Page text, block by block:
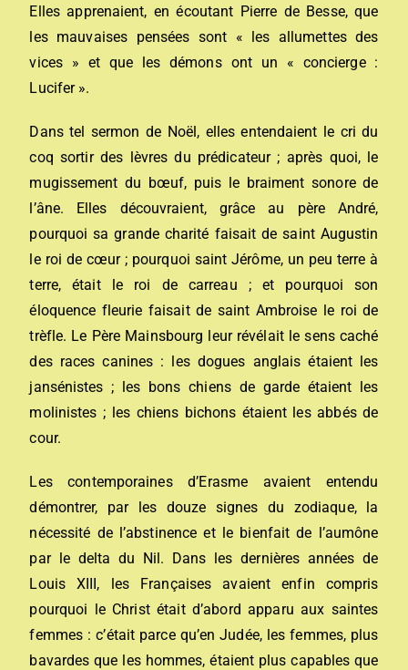
Elles apprenaient, en écoutant Pierre de Besse, que
les mauvaises pensées sont « les allumettes des
vices » et que les démons ont un « concierge :
Lucifer ».
Dans tel sermon de Noël, elles entendaient le cri du
coq sortir des lèvres du prédicateur ; après quoi, le
mugissement du bœuf, puis le braiment sonore de
l’âne. Elles découvraient, grâce au père André,
pourquoi sa grande charité faisait de saint Augustin
le roi de cœur ; pourquoi saint Jérôme, un peu terre à
terre, était le roi de carreau ; et pourquoi son
éloquence fleurie faisait de saint Ambroise le roi de
trèfle. Le Père Mainsbourg leur révélait le sens caché
des races canines : les dogues anglais étaient les
jansénistes ; les bons chiens de garde étaient les
molinistes ; les chiens bichons étaient les abbés de
cour.
Les contemporaines d’Erasme avaient entendu
démontrer, par les douze signes du zodiaque, la
nécessité de l’abstinence et le bienfait de l’aumône
par le delta du Nil. Dans les dernières années de
Louis XIII, les Françaises avaient enfin compris
pourquoi le Christ était d’abord apparu aux saintes
femmes : c’était parce qu’en Judée, les femmes, plus
bavardes que les hommes, étaient plus capables que